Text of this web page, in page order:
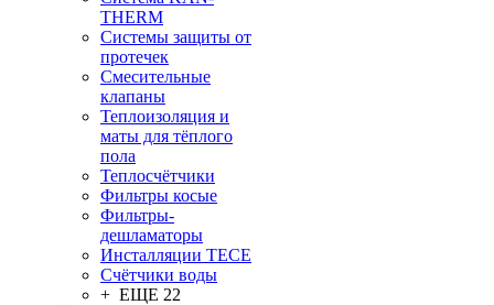
THERM
Системы защиты от
протечек
Смесительные
клапаны
Теплоизоляция и
маты для тёплого
пола
Теплосчётчики
Фильтры косые
Фильтры-
дешламаторы
Инсталляции TECE
Счётчики воды
+ ЕЩЕ 22